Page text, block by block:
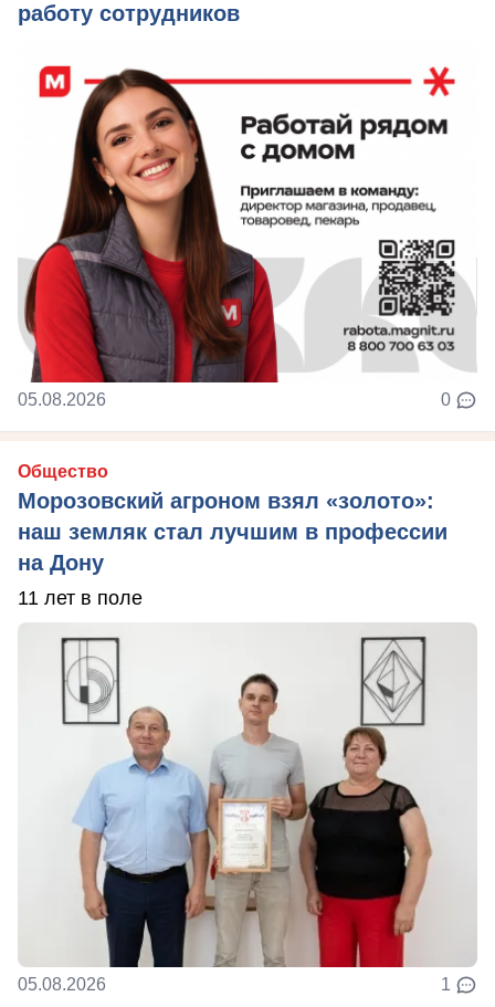
работу сотрудников
05.08.2026 0
Общество
Морозовский агроном взял «золото»:
наш земляк стал лучшим в профессии
на Дону
11 лет в поле
05.08.2026 1